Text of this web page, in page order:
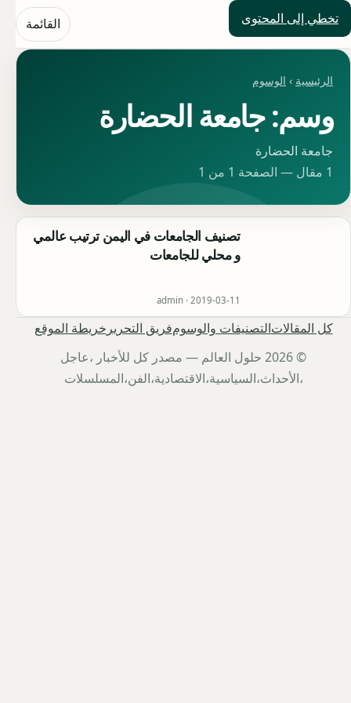
تخطي إلى المحتوى
حلول العالم القائمة
الرئيسية › الوسوم
وسم: جامعة الحضارة
جامعة الحضارة
1 مقال — الصفحة 1 من 1
تصنيف الجامعات في اليمن ترتيب عالمي
و محلي للجامعات
admin · 2019-03-11
كل المقالاتالتصنيفات والوسومفريق التحرير خريطة الموقع
© 2026 حلول العالم — مصدر كل للأخبار ،عاجل
،الأحداث،السياسية،الاقتصادية،الفن،المسلسلات